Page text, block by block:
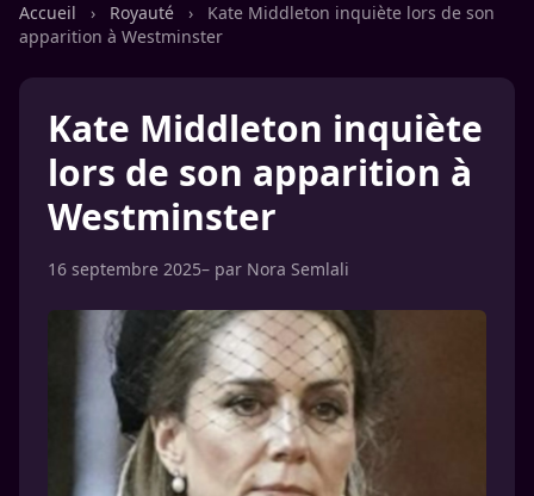
Accueil › Royauté ›
Kate Middleton inquiète lors de son
apparition à Westminster
Kate Middleton inquiète
lors de son apparition à
Westminster
16 septembre 2025– par Nora Semlali